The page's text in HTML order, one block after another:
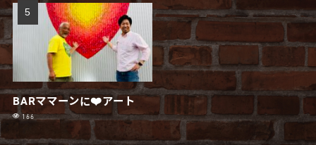
BARママーンに❤️アート
166